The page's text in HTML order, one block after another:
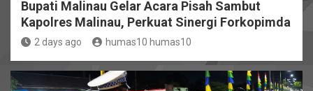
Bupati Malinau Gelar Acara Pisah Sambut
Kapolres Malinau, Perkuat Sinergi Forkopimda
2 days ago humas10 humas10